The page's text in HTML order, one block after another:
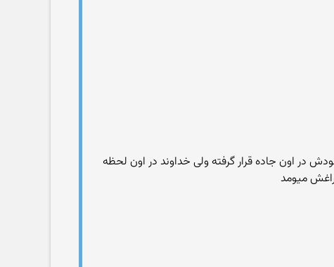
در اون جاده قرار گرفته ولی خداوند در اون لحظه
میومد